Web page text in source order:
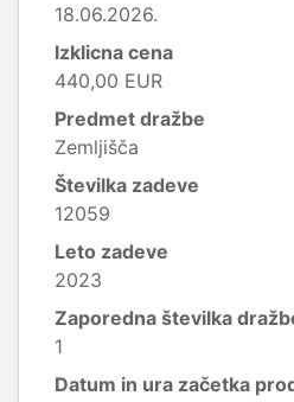
18.06.2026.
Izklicna cena
440,00 EUR
Predmet dražbe
Zemljišča
Številka zadeve
12059
Leto zadeve
2023
Zaporedna številka
1
Datum in ura začetka